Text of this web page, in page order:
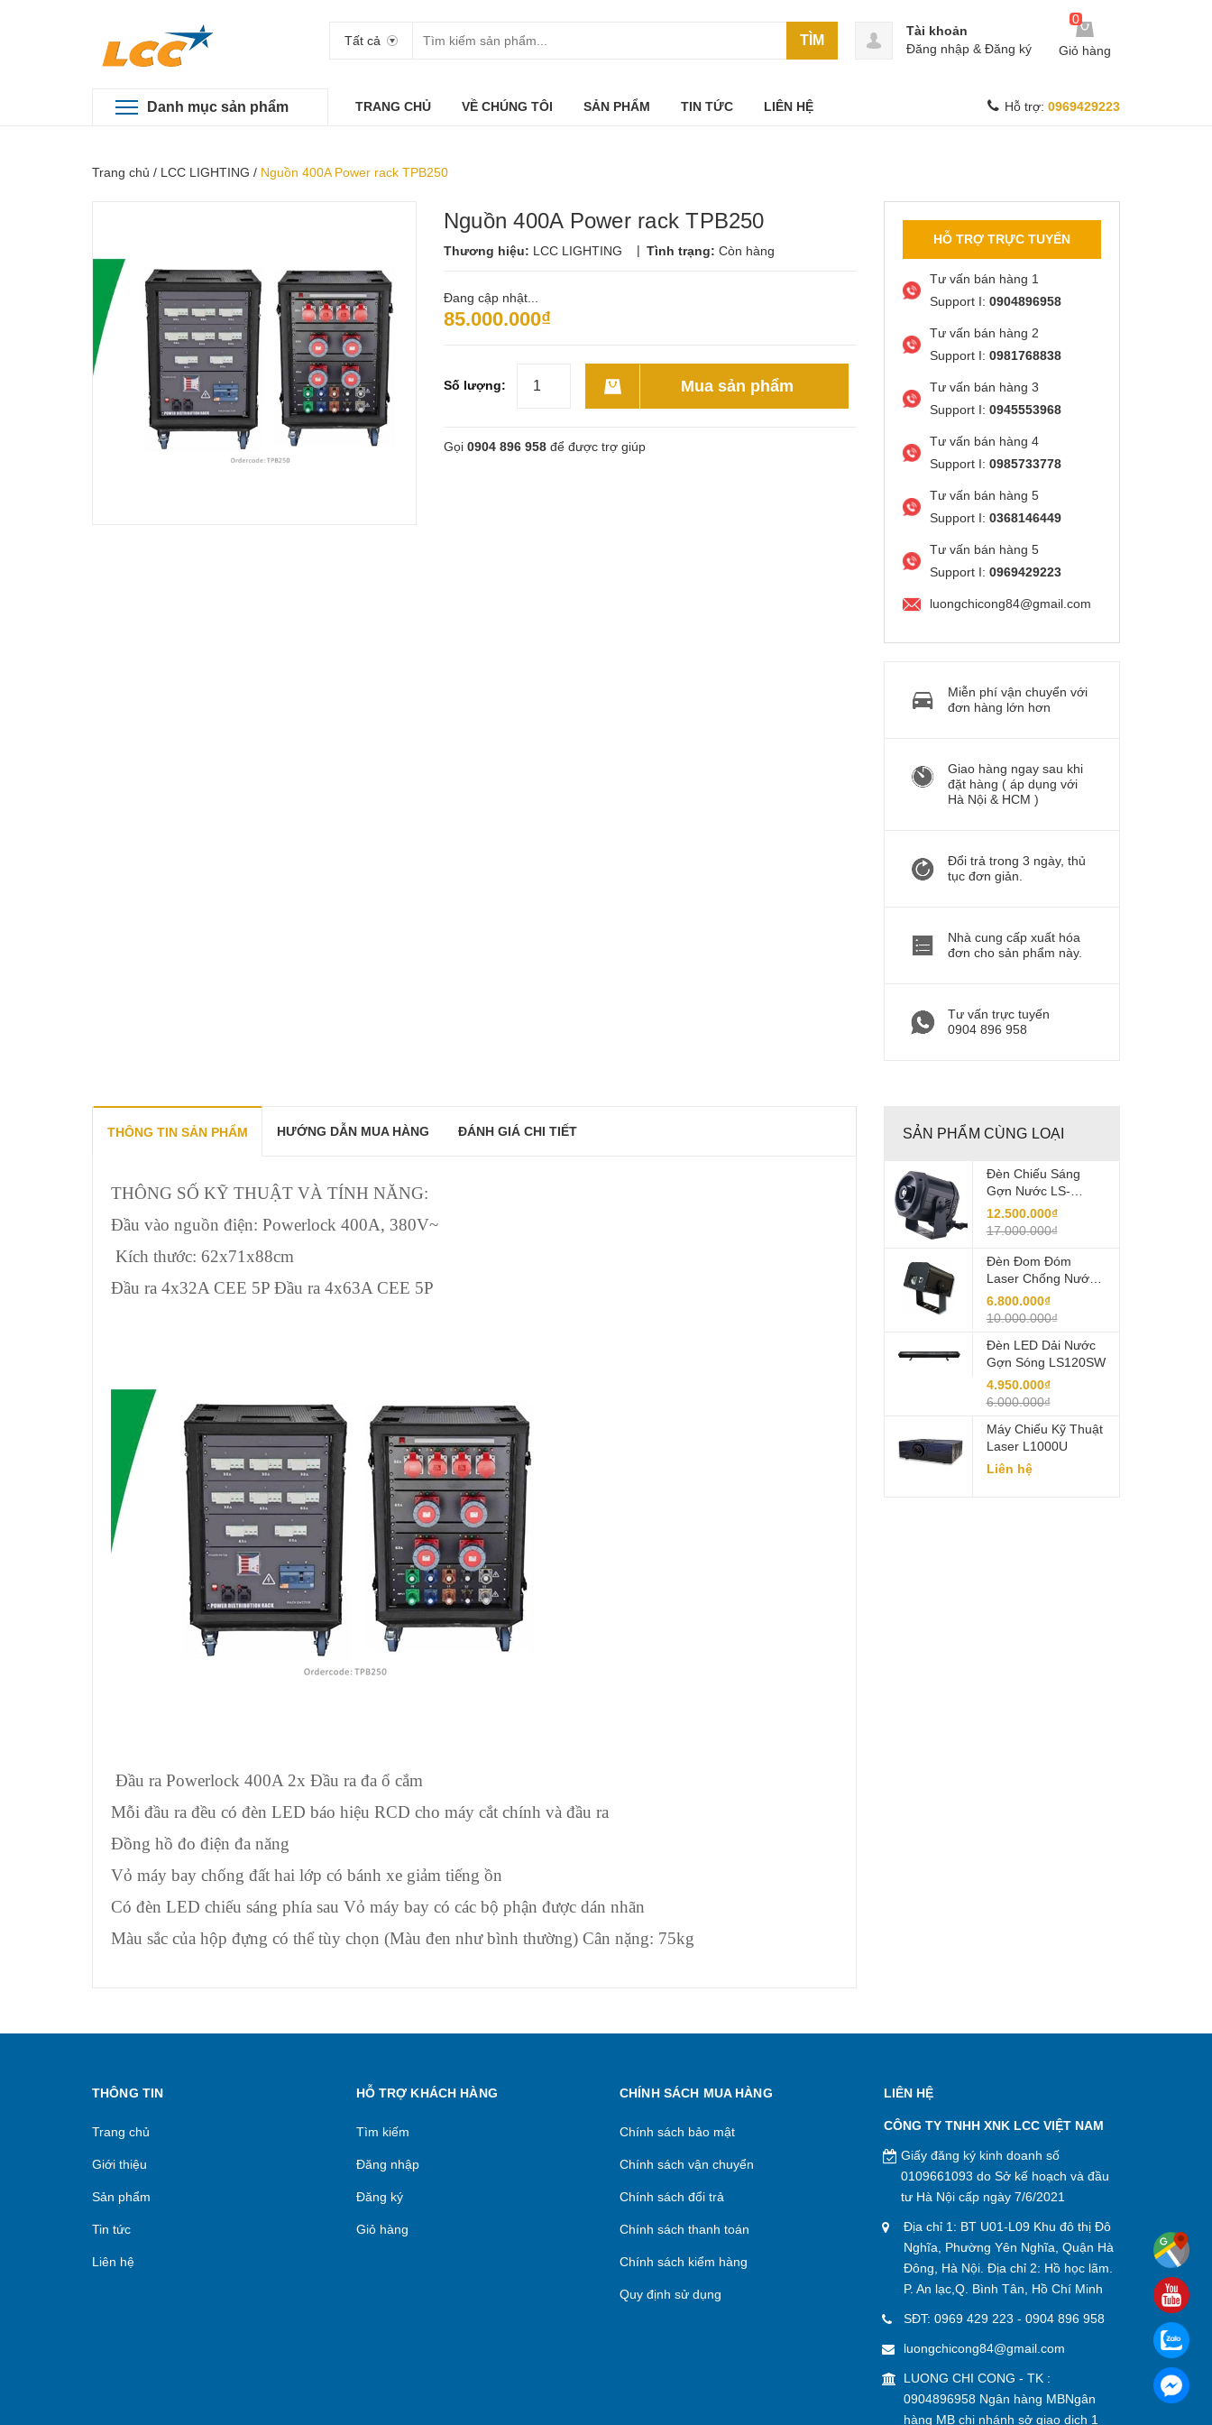
Tất cả TÌM
0
Giỏ hàng
Tài khoản
Đăng nhập & Đăng ký
Danh mục sản phẩm TRANG CHỦ VỀ CHÚNG TÔI SẢN PHẨM TIN TỨC LIÊN HỆ Hỗ trợ: 0969429223
Trang chủ / LCC LIGHTING / Nguồn 400A Power rack TPB250
Nguồn 400A Power rack TPB250
Thương hiệu: LCC LIGHTING | Tình trạng: Còn hàng
Đang cập nhật...
85.000.000₫
Số lượng: Mua sản phẩm
Gọi 0904 896 958 để được trợ giúp
HỖ TRỢ TRỰC TUYẾN
Tư vấn bán hàng 1
Support I: 0904896958
Tư vấn bán hàng 2
Support I: 0981768838
Tư vấn bán hàng 3
Support I: 0945553968
Tư vấn bán hàng 4
Support I: 0985733778
Tư vấn bán hàng 5
Support I: 0368146449
Tư vấn bán hàng 5
Support I: 0969429223
luongchicong84@gmail.com
Miễn phí vận chuyển với
đơn hàng lớn hơn
Giao hàng ngay sau khi
đặt hàng ( áp dụng với
Hà Nội & HCM )
Đổi trả trong 3 ngày, thủ
tục đơn giản.
Nhà cung cấp xuất hóa
đơn cho sản phẩm này.
Tư vấn trực tuyến
0904 896 958
THÔNG TIN SẢN PHẨM HƯỚNG DẪN MUA HÀNG ĐÁNH GIÁ CHI TIẾT
THÔNG SỐ KỸ THUẬT VÀ TÍNH NĂNG:
Đầu vào nguồn điện: Powerlock 400A, 380V~
Kích thước: 62x71x88cm
Đầu ra 4x32A CEE 5P Đầu ra 4x63A CEE 5P
Đầu ra Powerlock 400A 2x Đầu ra đa ổ cắm
Mỗi đầu ra đều có đèn LED báo hiệu RCD cho máy cắt chính và đầu ra
Đồng hồ đo điện đa năng
Vỏ máy bay chống đất hai lớp có bánh xe giảm tiếng ồn
Có đèn LED chiếu sáng phía sau Vỏ máy bay có các bộ phận được dán nhãn
Màu sắc của hộp đựng có thể tùy chọn (Màu đen như bình thường) Cân nặng: 75kg
SẢN PHẨM CÙNG LOẠI
Đèn Chiếu Sáng
Gợn Nước LS-
SW300W: Giải Pháp
Chiếu Sáng Ngoại
12.500.000₫
17.000.000₫
Đèn Đom Đóm
Laser Chống Nước
IP65 Mã LS-SL101
6.800.000₫
10.000.000₫
Đèn LED Dải Nước
Gợn Sóng LS120SW
4.950.000₫
6.000.000₫
Máy Chiếu Kỹ Thuật
Laser L1000U
Liên hệ
THÔNG TIN
Trang chủ
Giới thiệu
Sản phẩm
Tin tức
Liên hệ
HỖ TRỢ KHÁCH HÀNG
Tìm kiếm
Đăng nhập
Đăng ký
Giỏ hàng
CHÍNH SÁCH MUA HÀNG
Chính sách bảo mật
Chính sách vận chuyển
Chính sách đổi trả
Chính sách thanh toán
Chính sách kiểm hàng
Quy định sử dụng
LIÊN HỆ
CÔNG TY TNHH XNK LCC VIỆT NAM
Giấy đăng ký kinh doanh số
0109661093 do Sở kế hoạch và đầu
tư Hà Nội cấp ngày 7/6/2021
Địa chỉ 1: BT U01-L09 Khu đô thị Đô
Nghĩa, Phường Yên Nghĩa, Quận Hà
Đông, Hà Nội. Địa chỉ 2: Hồ học lãm.
P. An lạc,Q. Bình Tân, Hồ Chí Minh
SĐT: 0969 429 223 - 0904 896 958
luongchicong84@gmail.com
LUONG CHI CONG - TK :
0904896958 Ngân hàng MBNgân
hàng MB chi nhánh sở giao dịch 1